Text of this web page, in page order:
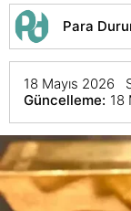
Para
18 Mayıs 2026
Güncelleme: 18